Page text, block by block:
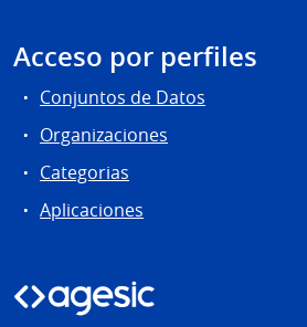
Acceso por perfiles
Conjuntos de Datos
Organizaciones
Categorias
Aplicaciones